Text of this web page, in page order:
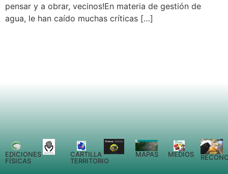
pensar y a obrar, vecinos!En materia de gestión de
agua, le han caído muchas críticas […]
EDICIONES
FÍSICAS
CARTILLA
TERRITORIO
MAPAS MEDIOS